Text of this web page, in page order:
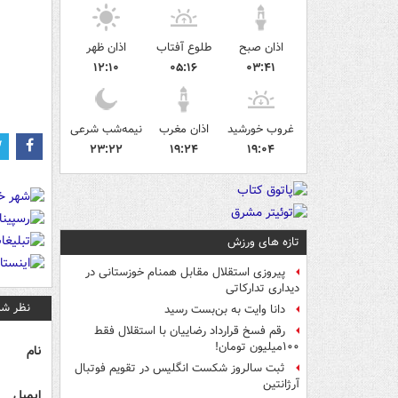
اذان صبح
۰۳:۴۱
طلوع آفتاب
۰۵:۱۶
اذان ظهر
۱۲:۱۰
غروب خورشید
۱۹:۰۴
اذان مغرب
۱۹:۲۴
نیمه‌شب شرعی
۲۳:۲۲
تازه های ورزش
پیروزی استقلال مقابل همنام خوزستانی در
دیداری تدارکاتی
دانا وایت به بن‌بست رسید
رقم فسخ قرارداد رضاییان با استقلال فقط
۱۰۰میلیون تومان!
ثبت سالروز شکست انگلیس در تقویم فوتبال
آرژانتین
نظر
نام